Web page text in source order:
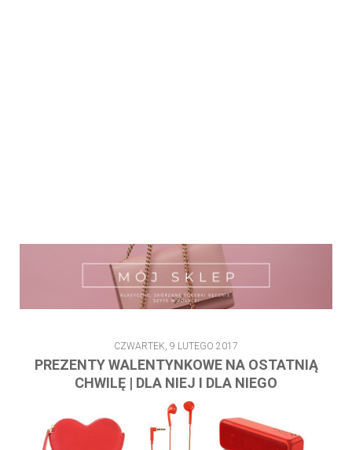
CZWARTEK, 9 LUTEGO 2017
PREZENTY WALENTYNKOWE NA OSTATNIĄ
CHWILĘ | DLA NIEJ I DLA NIEGO